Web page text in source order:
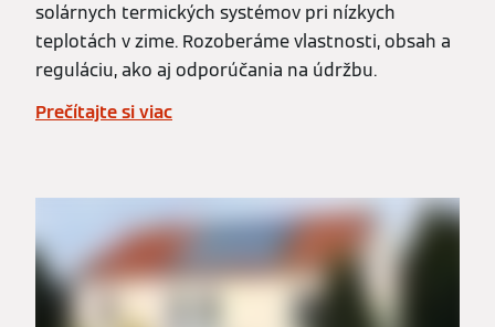
solárnych termických systémov pri nízkych
teplotách v zime. Rozoberáme vlastnosti, obsah a
reguláciu, ako aj odporúčania na údržbu.
Prečítajte si viac